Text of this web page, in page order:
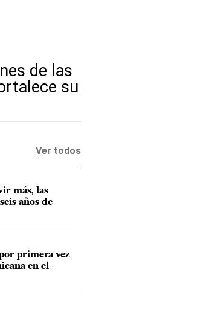
de las
su
Ver todos
más, las
años de
primera vez
en el